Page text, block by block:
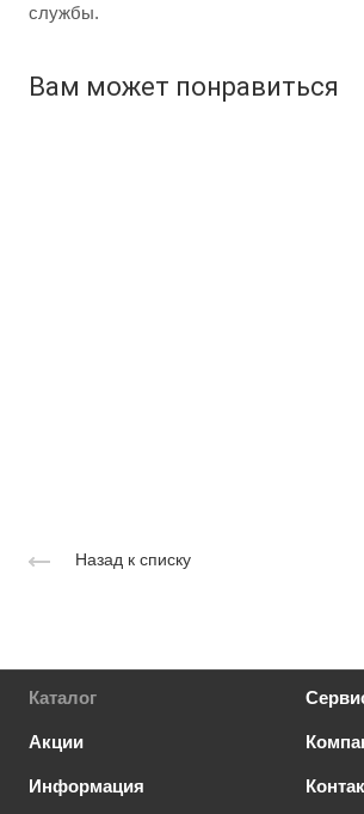
службы.
Вам может понравиться
Назад к списку
Каталог
Акции
Информация